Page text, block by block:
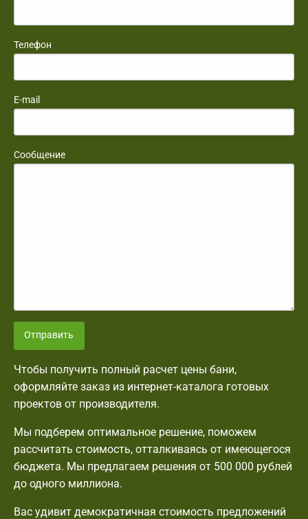
Телефон
E-mail
Сообщение
Отправить
Чтобы получить полный расчет цены бани,
оформляйте заказ из интернет-каталога готовых
проектов от производителя.
Мы подберем оптимальное решение, поможем
рассчитать стоимость, отталкиваясь от имеющегося
бюджета. Мы предлагаем решения от 500 000 рублей
до одного миллиона.
Вас удивит демократичная стоимость предложений